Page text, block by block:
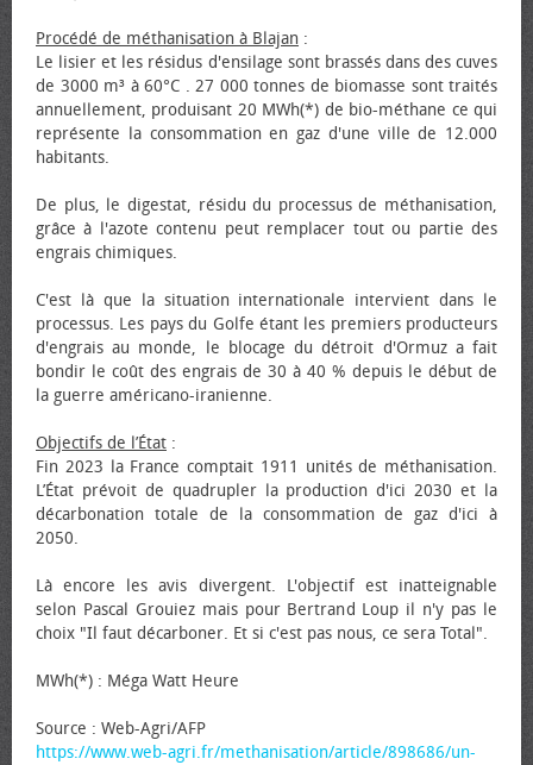
Procédé de méthanisation à Blajan :
Le lisier et les résidus d'ensilage sont brassés dans des cuves
de 3000 m³ à 60°C . 27 000 tonnes de biomasse sont traités
annuellement, produisant 20 MWh(*) de bio-méthane ce qui
représente la consommation en gaz d'une ville de 12.000
habitants.
De plus, le digestat, résidu du processus de méthanisation,
grâce à l'azote contenu peut remplacer tout ou partie des
engrais chimiques.
C'est là que la situation internationale intervient dans le
processus. Les pays du Golfe étant les premiers producteurs
d'engrais au monde, le blocage du détroit d'Ormuz a fait
bondir le coût des engrais de 30 à 40 % depuis le début de
la guerre américano-iranienne.
Objectifs de l’État :
Fin 2023 la France comptait 1911 unités de méthanisation.
L’État prévoit de quadrupler la production d'ici 2030 et la
décarbonation totale de la consommation de gaz d'ici à
2050.
Là encore les avis divergent. L'objectif est inatteignable
selon Pascal Grouiez mais pour Bertrand Loup il n'y pas le
choix "Il faut décarboner. Et si c'est pas nous, ce sera Total".
MWh(*) : Méga Watt Heure
Source : Web-Agri/AFP
https://www.web-agri.fr/methanisation/article/898686/un-